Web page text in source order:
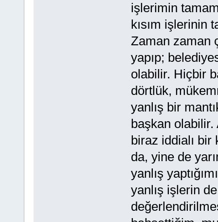
işlerimin
kısım işlerinin
Zaman zaman
yapıp;
olabilir. Hiçbir
dörtlük,
yanlış bir
başkan
biraz iddialı bir
da, yine de
yanlış
yanlış işlerin